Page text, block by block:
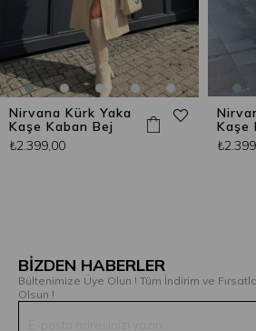
Nirvana Kürk Yaka
Kaşe Kaban Bej
₺2.399,00
Kaşe
BİZDEN HABERLER
Bültenimize Üye Olun ! Tüm İndirim ve
Olsun !